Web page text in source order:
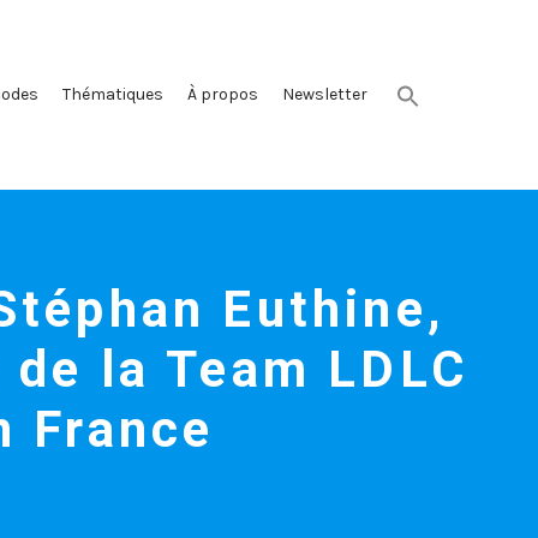
Thématiques À propos Newsletter
Euthine,
la Team LDLC
France